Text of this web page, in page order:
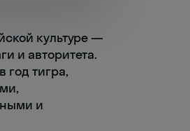
культуре —
и авторитета.
тигра,
и